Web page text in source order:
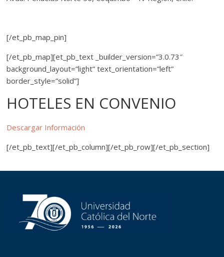
[/et_pb_map_pin]
[/et_pb_map][et_pb_text _builder_version=”3.0.73″
background_layout=”light” text_orientation=”left”
border_style=”solid”]
HOTELES EN CONVENIO
Descargar Información
[/et_pb_text][/et_pb_column][/et_pb_row][/et_pb_section]